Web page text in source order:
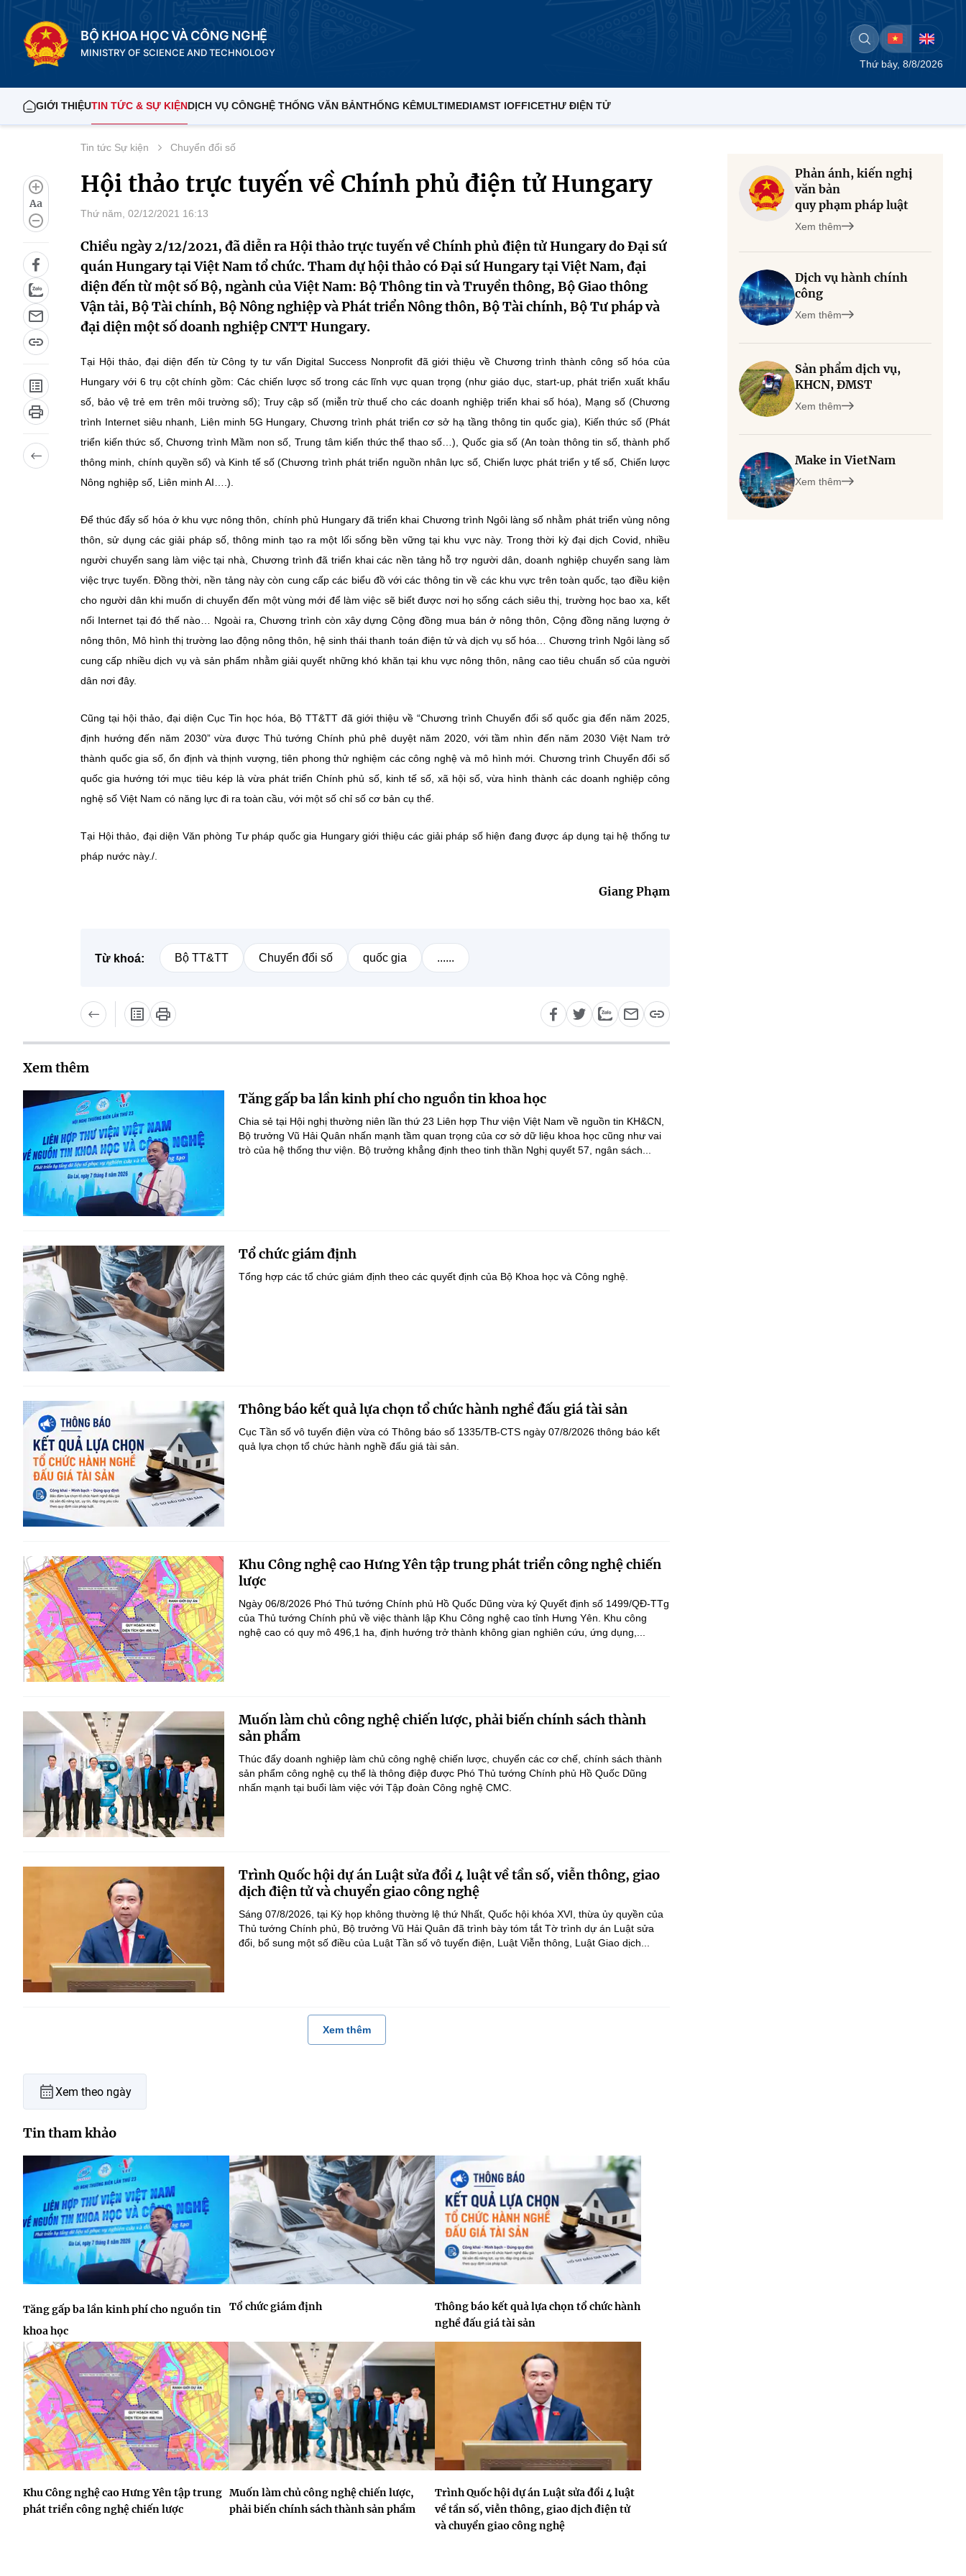
BỘ KHOA HỌC VÀ CÔNG NGHỆ
MINISTRY OF SCIENCE AND TECHNOLOGY
Thứ bảy, 8/8/2026
GIỚI THIỆUTIN TỨC & SỰ KIỆNDỊCH VỤ CÔNGHỆ THỐNG VĂN BẢNTHỐNG KÊMULTIMEDIAMST IOFFICETHƯ ĐIỆN TỬ
Aa
Tin tức Sự kiện Chuyển đổi số
Hội thảo trực tuyến về Chính phủ điện tử Hungary
Thứ năm, 02/12/2021 16:13
Chiều ngày 2/12/2021, đã diễn ra Hội thảo trực tuyến về Chính phủ điện tử Hungary do Đại sứ
quán Hungary tại Việt Nam tổ chức. Tham dự hội thảo có Đại sứ Hungary tại Việt Nam, đại
diện đến từ một số Bộ, ngành của Việt Nam: Bộ Thông tin và Truyền thông, Bộ Giao thông
Vận tải, Bộ Tài chính, Bộ Nông nghiệp và Phát triển Nông thôn, Bộ Tài chính, Bộ Tư pháp và
đại diện một số doanh nghiệp CNTT Hungary.
Tại Hội thảo, đại diện đến từ Công ty tư vấn Digital Success Nonprofit đã giới thiệu về Chương trình thành công số hóa của
Hungary với 6 trụ cột chính gồm: Các chiến lược số trong các lĩnh vực quan trọng (như giáo dục, start-up, phát triển xuất khẩu
số, bảo vệ trẻ em trên môi trường số); Truy cập số (miễn trừ thuế cho các doanh nghiệp triển khai số hóa), Mạng số (Chương
trình Internet siêu nhanh, Liên minh 5G Hungary, Chương trình phát triển cơ sở hạ tầng thông tin quốc gia), Kiến thức số (Phát
triển kiến thức số, Chương trình Mầm non số, Trung tâm kiến thức thể thao số…), Quốc gia số (An toàn thông tin số, thành phố
thông minh, chính quyền số) và Kinh tế số (Chương trình phát triển nguồn nhân lực số, Chiến lược phát triển y tế số, Chiến lược
Nông nghiệp số, Liên minh AI….).
Để thúc đẩy số hóa ở khu vực nông thôn, chính phủ Hungary đã triển khai Chương trình Ngôi làng số nhằm phát triển vùng nông
thôn, sử dụng các giải pháp số, thông minh tạo ra một lối sống bền vững tại khu vực này. Trong thời kỳ đại dịch Covid, nhiều
người chuyển sang làm việc tại nhà, Chương trình đã triển khai các nền tảng hỗ trợ người dân, doanh nghiệp chuyển sang làm
việc trực tuyến. Đồng thời, nền tảng này còn cung cấp các biểu đồ với các thông tin về các khu vực trên toàn quốc, tạo điều kiện
cho người dân khi muốn di chuyển đến một vùng mới để làm việc sẽ biết được nơi họ sống cách siêu thị, trường học bao xa, kết
nối Internet tại đó thế nào… Ngoài ra, Chương trình còn xây dựng Cộng đồng mua bán ở nông thôn, Cộng đồng năng lượng ở
nông thôn, Mô hình thị trường lao động nông thôn, hệ sinh thái thanh toán điện tử và dịch vụ số hóa… Chương trình Ngôi làng số
cung cấp nhiều dịch vụ và sản phẩm nhằm giải quyết những khó khăn tại khu vực nông thôn, nâng cao tiêu chuẩn số của người
dân nơi đây.
Cũng tại hội thảo, đại diện Cục Tin học hóa, Bộ TT&TT đã giới thiệu về “Chương trình Chuyển đổi số quốc gia đến năm 2025,
định hướng đến năm 2030” vừa được Thủ tướng Chính phủ phê duyệt năm 2020, với tầm nhìn đến năm 2030 Việt Nam trở
thành quốc gia số, ổn định và thịnh vượng, tiên phong thử nghiệm các công nghệ và mô hình mới. Chương trình Chuyển đổi số
quốc gia hướng tới mục tiêu kép là vừa phát triển Chính phủ số, kinh tế số, xã hội số, vừa hình thành các doanh nghiệp công
nghệ số Việt Nam có năng lực đi ra toàn cầu, với một số chỉ số cơ bản cụ thể.
Tại Hội thảo, đại diện Văn phòng Tư pháp quốc gia Hungary giới thiệu các giải pháp số hiện đang được áp dụng tại hệ thống tư
pháp nước này./.
Giang Phạm
Từ khoá: Bộ TT&TT Chuyển đổi số quốc gia ......
Xem thêm
Tăng gấp ba lần kinh phí cho nguồn tin khoa học
Chia sẻ tại Hội nghị thường niên lần thứ 23 Liên hợp Thư viện Việt Nam về nguồn tin KH&CN,
Bộ trưởng Vũ Hải Quân nhấn mạnh tầm quan trọng của cơ sở dữ liệu khoa học cũng như vai
trò của hệ thống thư viện. Bộ trưởng khẳng định theo tinh thần Nghị quyết 57, ngân sách...
Tổ chức giám định
Tổng hợp các tổ chức giám định theo các quyết định của Bộ Khoa học và Công nghệ.
Thông báo kết quả lựa chọn tổ chức hành nghề đấu giá tài sản
Cục Tần số vô tuyến điện vừa có Thông báo số 1335/TB-CTS ngày 07/8/2026 thông báo kết
quả lựa chọn tổ chức hành nghề đấu giá tài sản.
Khu Công nghệ cao Hưng Yên tập trung phát triển công nghệ chiến
lược
Ngày 06/8/2026 Phó Thủ tướng Chính phủ Hồ Quốc Dũng vừa ký Quyết định số 1499/QĐ-TTg
của Thủ tướng Chính phủ về việc thành lập Khu Công nghệ cao tỉnh Hưng Yên. Khu công
nghệ cao có quy mô 496,1 ha, định hướng trở thành không gian nghiên cứu, ứng dụng,...
Muốn làm chủ công nghệ chiến lược, phải biến chính sách thành
sản phẩm
Thúc đẩy doanh nghiệp làm chủ công nghệ chiến lược, chuyển các cơ chế, chính sách thành
sản phẩm công nghệ cụ thể là thông điệp được Phó Thủ tướng Chính phủ Hồ Quốc Dũng
nhấn mạnh tại buổi làm việc với Tập đoàn Công nghệ CMC.
Trình Quốc hội dự án Luật sửa đổi 4 luật về tần số, viễn thông, giao
dịch điện tử và chuyển giao công nghệ
Sáng 07/8/2026, tại Kỳ họp không thường lệ thứ Nhất, Quốc hội khóa XVI, thừa ủy quyền của
Thủ tướng Chính phủ, Bộ trưởng Vũ Hải Quân đã trình bày tóm tắt Tờ trình dự án Luật sửa
đổi, bổ sung một số điều của Luật Tần số vô tuyến điện, Luật Viễn thông, Luật Giao dịch...
Xem thêm
Xem theo ngày
Tin tham khảo
Tăng gấp ba lần kinh phí cho nguồn tin
khoa học
Tổ chức giám định
Thông báo kết quả lựa chọn tổ chức hành
nghề đấu giá tài sản
Khu Công nghệ cao Hưng Yên tập trung
phát triển công nghệ chiến lược
Muốn làm chủ công nghệ chiến lược,
phải biến chính sách thành sản phẩm
Trình Quốc hội dự án Luật sửa đổi 4 luật
về tần số, viễn thông, giao dịch điện tử
và chuyển giao công nghệ
Phản ánh, kiến nghị
văn bản
quy phạm pháp luật
Xem thêm
Dịch vụ hành chính
công
Xem thêm
Sản phẩm dịch vụ,
KHCN, ĐMST
Xem thêm
Make in VietNam
Xem thêm